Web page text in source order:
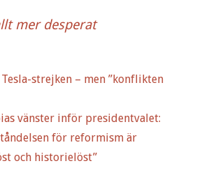
mer desperat
strejken – men ”konflikten
vänster inför presidentvalet:
för reformism är
och historielöst”